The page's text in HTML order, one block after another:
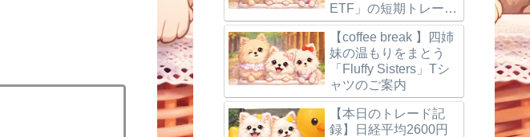
ETF」の短期トレード
で狙う
【coffee break 】四姉
妹の温もりをまとう
「Fluffy Sisters」Tシ
ャツのご案内
【本日のトレード記
録】日経平均2600円